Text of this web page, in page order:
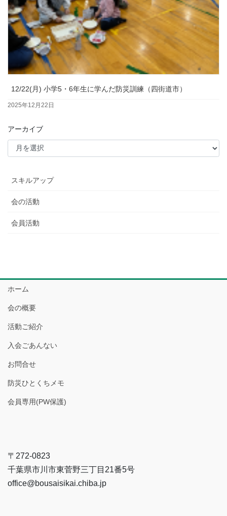
12/22(月) 小学5・6年生に学んだ防災訓練（四街道市）
2025年12月22日
アーカイブ
スキルアップ
会の活動
会員活動
ホーム
会の概要
活動ご紹介
入会ごあんない
お問合せ
防災ひとくちメモ
会員専用(PW保護)
〒272-0823
千葉県市川市東菅野三丁目21番5号
office@bousaisikai.chiba.jp